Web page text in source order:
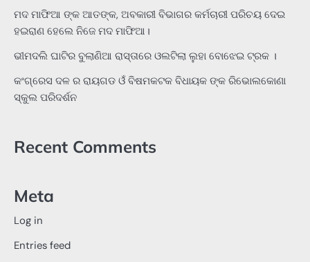
ମଦ ମାଫିଆ ଙ୍କ ଆତଙ୍କ, ଅବକାରୀ ବିଭାଗର କର୍ମଚାରୀ ପରିଚୟ ଦେଇ
ହଇରାଣ ହେଲେ ନିଜେ ମଦ ମାଫିଆ।
ଭୀମଦଲି ଘାଟିର ବୁଲାଣିଆ ରାସ୍ତାରେ ଓଲଟିଲା ଲୁହା ବୋଝେଇ ଟ୍ରକ ।
କଂଗ୍ରେସ ଦଳ ର ରାୟଗଡ ଓଁ ବିଷମକଟକ ବିଧାୟକ ଙ୍କ ରିଭୋଲକୋଣା
ସ୍କୁଲ ପରିଦର୍ଶନ
Recent Comments
Meta
Log in
Entries feed